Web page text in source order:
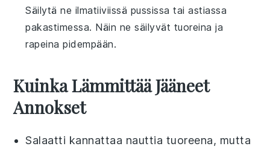
Säilytä ne ilmatiiviissä pussissa tai astiassa
pakastimessa. Näin ne säilyvät tuoreina ja
rapeina pidempään.
Kuinka Lämmittää Jääneet
Annokset
Salaatti kannattaa nauttia tuoreena, mutta